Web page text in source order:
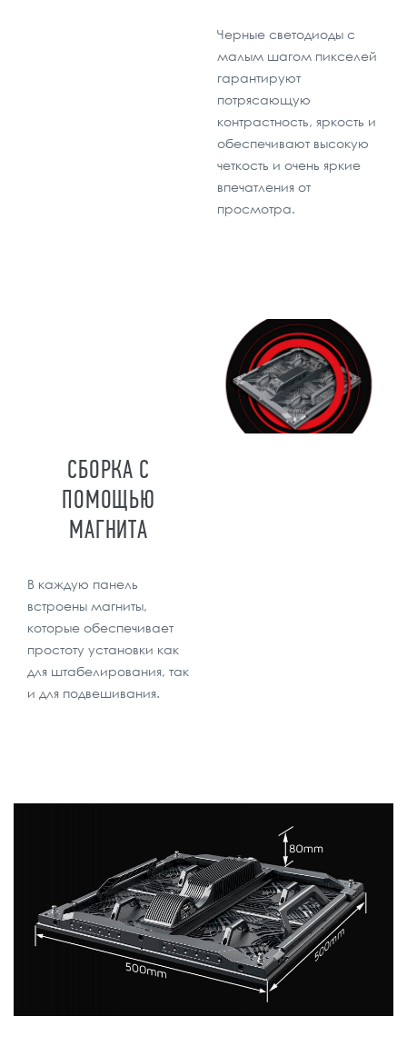
Черные светодиоды с
малым шагом пикселей
гарантируют
потрясающую
контрастность, яркость и
обеспечивают высокую
четкость и очень яркие
впечатления от
просмотра.
СБОРКА С
ПОМОЩЬЮ
МАГНИТА
В каждую панель
встроены магниты,
которые обеспечивает
простоту установки как
для штабелирования, так
и для подвешивания.